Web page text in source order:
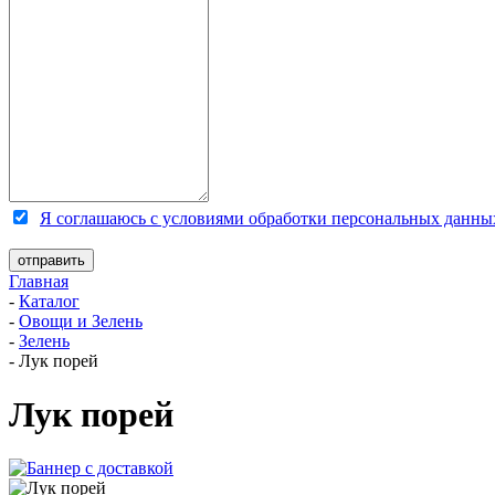
Я соглашаюсь с условиями обработки персональных
Главная
- Каталог
- Овощи и Зелень
- Зелень
- Лук порей
Лук порей